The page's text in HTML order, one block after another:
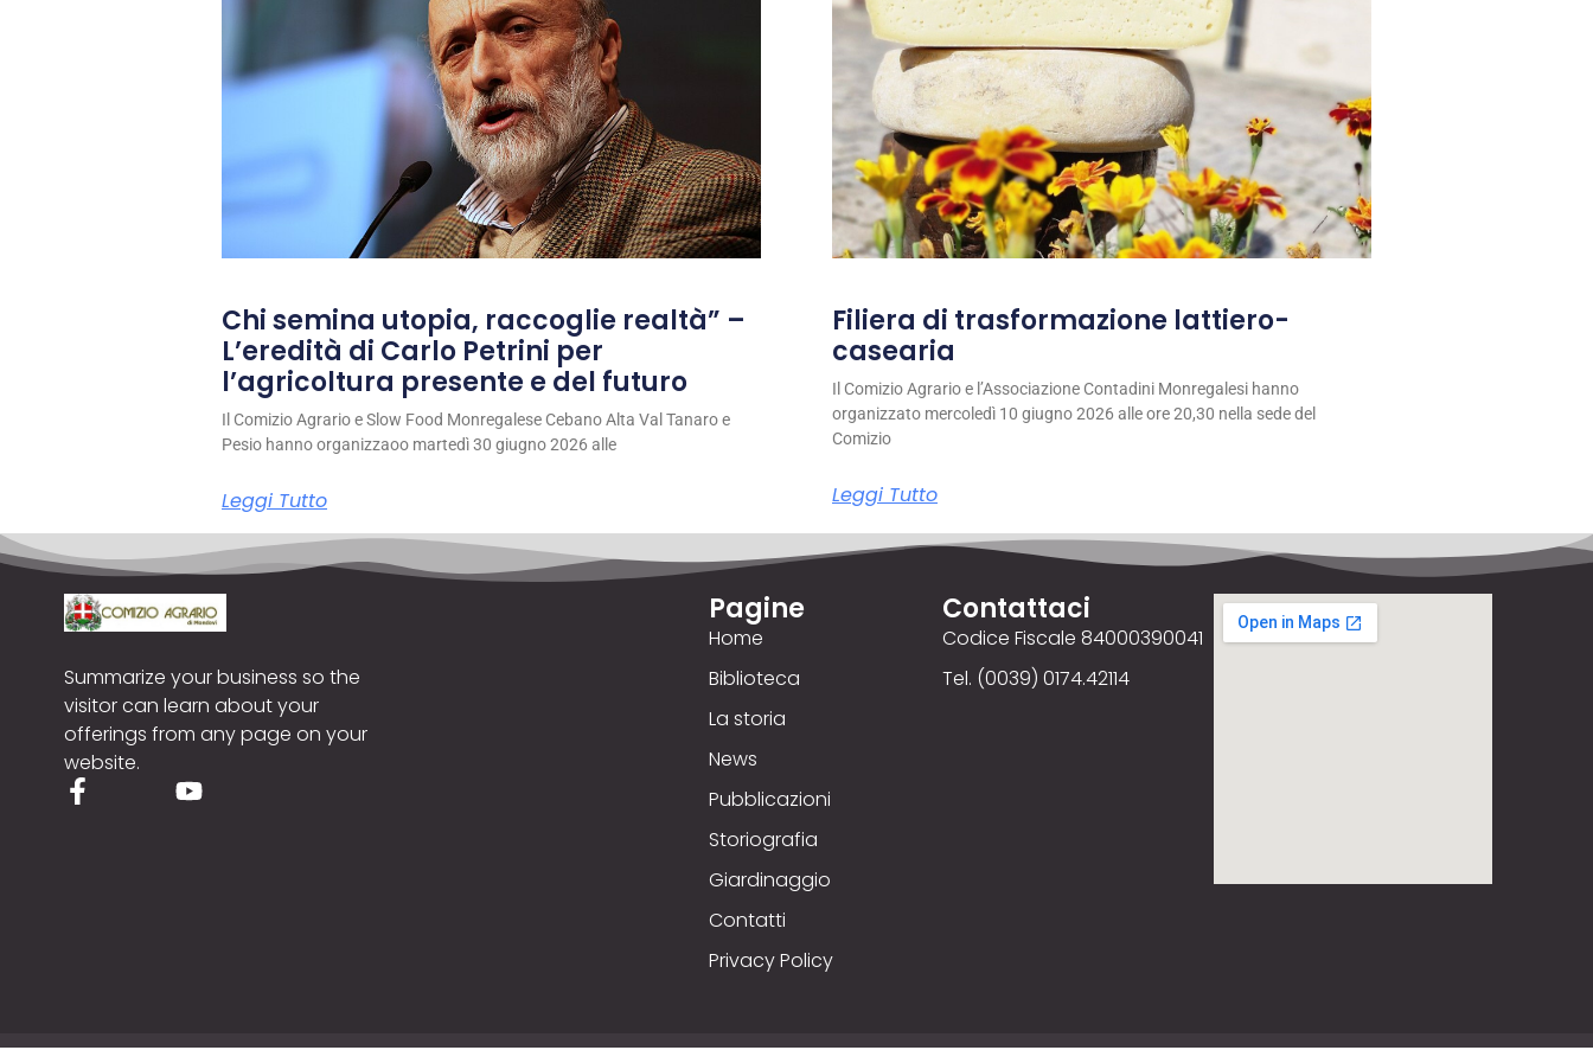
Chi semina utopia, raccoglie realtà” –
L’eredità di Carlo Petrini per
l’agricoltura presente e del futuro
Il Comizio Agrario e Slow Food Monregalese Cebano Alta Val Tanaro e
Pesio hanno organizzaoo martedì 30 giugno 2026 alle
Leggi Tutto
Filiera di trasformazione lattiero-
casearia
Il Comizio Agrario e l’Associazione Contadini Monregalesi hanno
organizzato mercoledì 10 giugno 2026 alle ore 20,30 nella sede del
Comizio
Leggi Tutto
Summarize your business so the
visitor can learn about your
offerings from any page on your
website.
Pagine
Home
Biblioteca
La storia
News
Pubblicazioni
Storiografia
Giardinaggio
Contatti
Privacy Policy
Contattaci
Codice Fiscale 84000390041
Tel. (0039) 0174.42114